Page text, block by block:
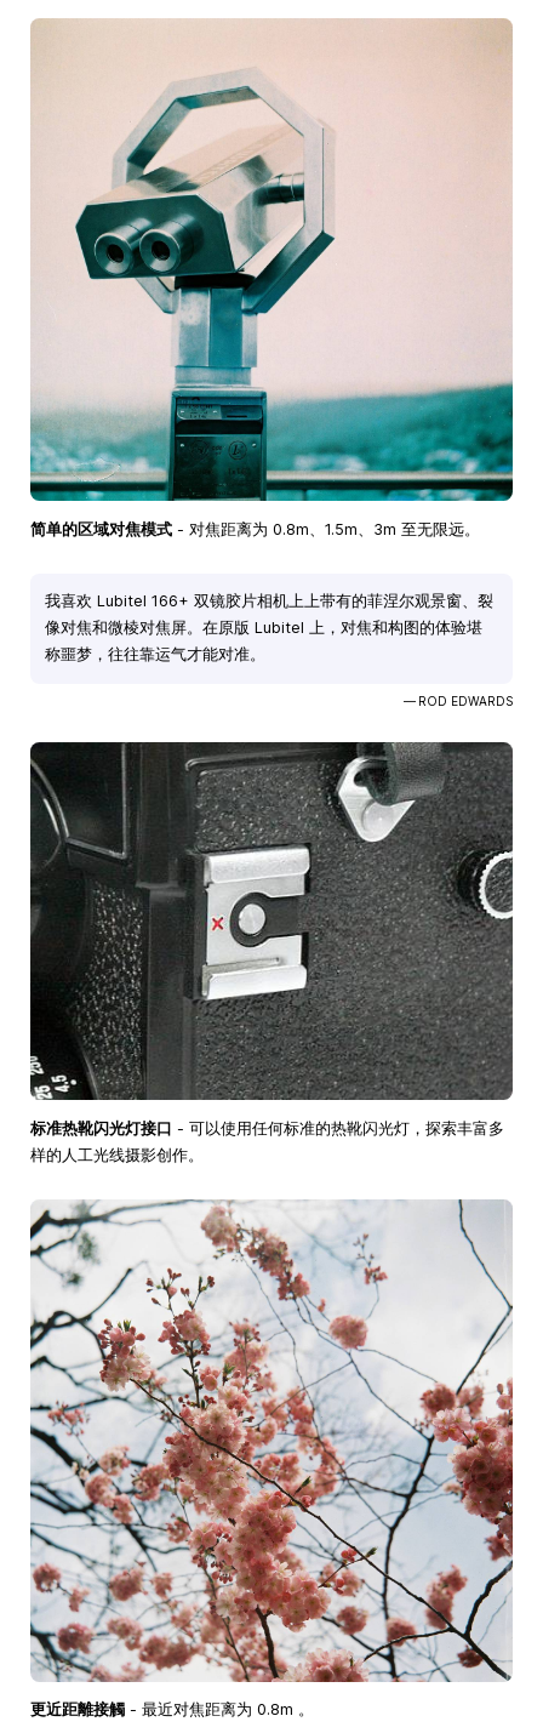
简单的区域对焦模式 - 对焦距离为 0.8m、1.5m、3m 至无限远。
我喜欢 Lubitel 166+ 双镜胶片相机上上带有的菲涅尔观景窗、裂
像对焦和微棱对焦屏。在原版 Lubitel 上，对焦和构图的体验堪
称噩梦，往往靠运气才能对准。
— ROD EDWARDS
标准热靴闪光灯接口 - 可以使用任何标准的热靴闪光灯，探索丰富多
样的人工光线摄影创作。
更近距離接觸 - 最近对焦距离为 0.8m 。